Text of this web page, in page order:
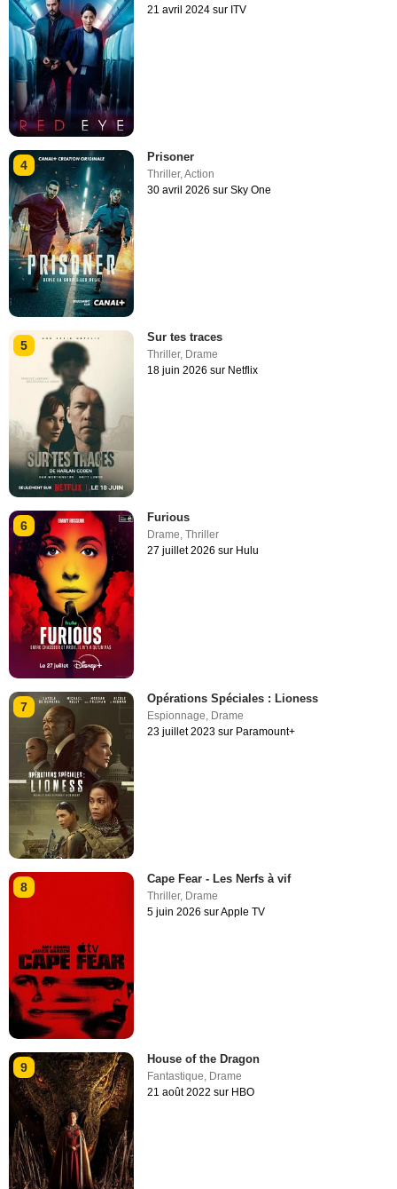
21 avril 2024 sur ITV
4
Prisoner
Thriller,Action
30 avril 2026 sur Sky One
5
Sur tes traces
Thriller, Drame
18 juin 2026 sur Netflix
6
Furious
Drame,Thriller
27 juillet 2026 sur Hulu
7
Opérations Spéciales : Lioness
Espionnage Drame
23 juillet 2023 sur Paramount+
8
Cape Fear - Les Nerfs à vif
Thriller, Drame
5 juin 2026 sur Apple TV
9
House of the Dragon
Fantastique, Drame
21 août 2022 sur HBO